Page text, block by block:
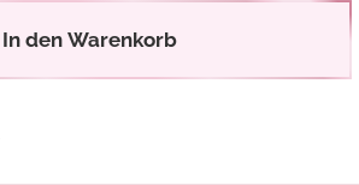
In den Warenkorb